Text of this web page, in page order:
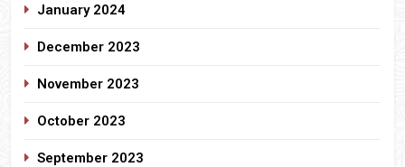
January 2024
December 2023
November 2023
October 2023
September 2023